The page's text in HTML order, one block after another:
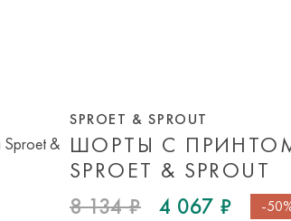
ШОРТЫ С
SPROET & SPROUT
SPROET & SPROUT
8 134 ₽ 4 067 ₽ -